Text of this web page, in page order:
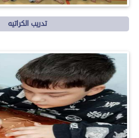
تدريب الكراتيه